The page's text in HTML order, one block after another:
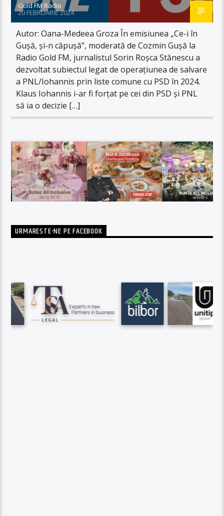
Gold FM Radio
20 FEBRUARIE 2024
Autor: Oana-Medeea Groza În emisiunea „Ce-i în
Gușă, și-n căpușă”, moderată de Cozmin Gușă la
Radio Gold FM, jurnalistul Sorin Roșca Stănescu a
dezvoltat subiectul legat de operațiunea de salvare
a PNL/Iohannis prin liste comune cu PSD în 2024.
Klaus Iohannis i-ar fi forțat pe cei din PSD și PNL
să ia o decizie […]
URMARESTE-NE PE FACEBOOK